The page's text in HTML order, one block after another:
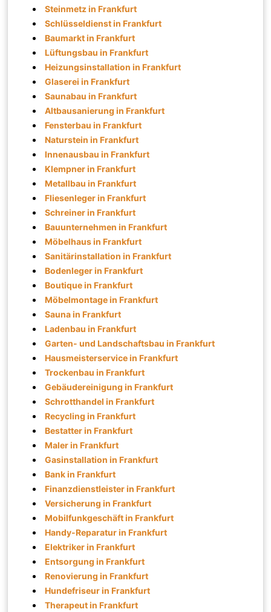
Steinmetz in Frankfurt
Schlüsseldienst in Frankfurt
Baumarkt in Frankfurt
Lüftungsbau in Frankfurt
Heizungsinstallation in Frankfurt
Glaserei in Frankfurt
Saunabau in Frankfurt
Altbausanierung in Frankfurt
Fensterbau in Frankfurt
Naturstein in Frankfurt
Innenausbau in Frankfurt
Klempner in Frankfurt
Metallbau in Frankfurt
Fliesenleger in Frankfurt
Schreiner in Frankfurt
Bauunternehmen in Frankfurt
Möbelhaus in Frankfurt
Sanitärinstallation in Frankfurt
Bodenleger in Frankfurt
Boutique in Frankfurt
Möbelmontage in Frankfurt
Sauna in Frankfurt
Ladenbau in Frankfurt
Garten- und Landschaftsbau in Frankfurt
Hausmeisterservice in Frankfurt
Trockenbau in Frankfurt
Gebäudereinigung in Frankfurt
Schrotthandel in Frankfurt
Recycling in Frankfurt
Bestatter in Frankfurt
Maler in Frankfurt
Gasinstallation in Frankfurt
Bank in Frankfurt
Finanzdienstleister in Frankfurt
Versicherung in Frankfurt
Mobilfunkgeschäft in Frankfurt
Handy-Reparatur in Frankfurt
Elektriker in Frankfurt
Entsorgung in Frankfurt
Renovierung in Frankfurt
Hundefriseur in Frankfurt
Therapeut in Frankfurt